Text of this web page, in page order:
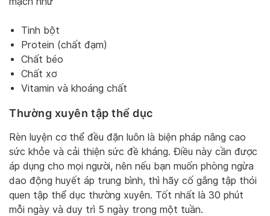
Tinh bột
Protein (chất đạm)
Chất béo
Chất xơ
Vitamin và khoáng chất
Thường xuyên tập thể dục
Rèn luyện cơ thể đều đặn luôn là biện pháp nâng cao
sức khỏe và cải thiện sức đề kháng. Điều này cần được
áp dụng cho mọi người, nên nếu bạn muốn phòng ngừa
dao động huyết áp trung bình, thì hãy cố gắng tập thói
quen tập thể dục thường xuyên. Tốt nhất là 30 phút
mỗi ngày và duy trì 5 ngày trong một tuần.